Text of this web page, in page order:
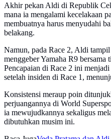
Akhir pekan Aldi di Republik
mana ia mengalami kecelakaan
membuatnya harus menyudahi
belakang.
Namun, pada Race 2, Aldi
menggeber Yamaha R9
Pencapaian di Race 2 ini
setelah insiden di Race 1,
Konsistensi meraup poin
perjuangannya di World
ia mewujudkannya sekaligus
dibutuhkan musim ini.